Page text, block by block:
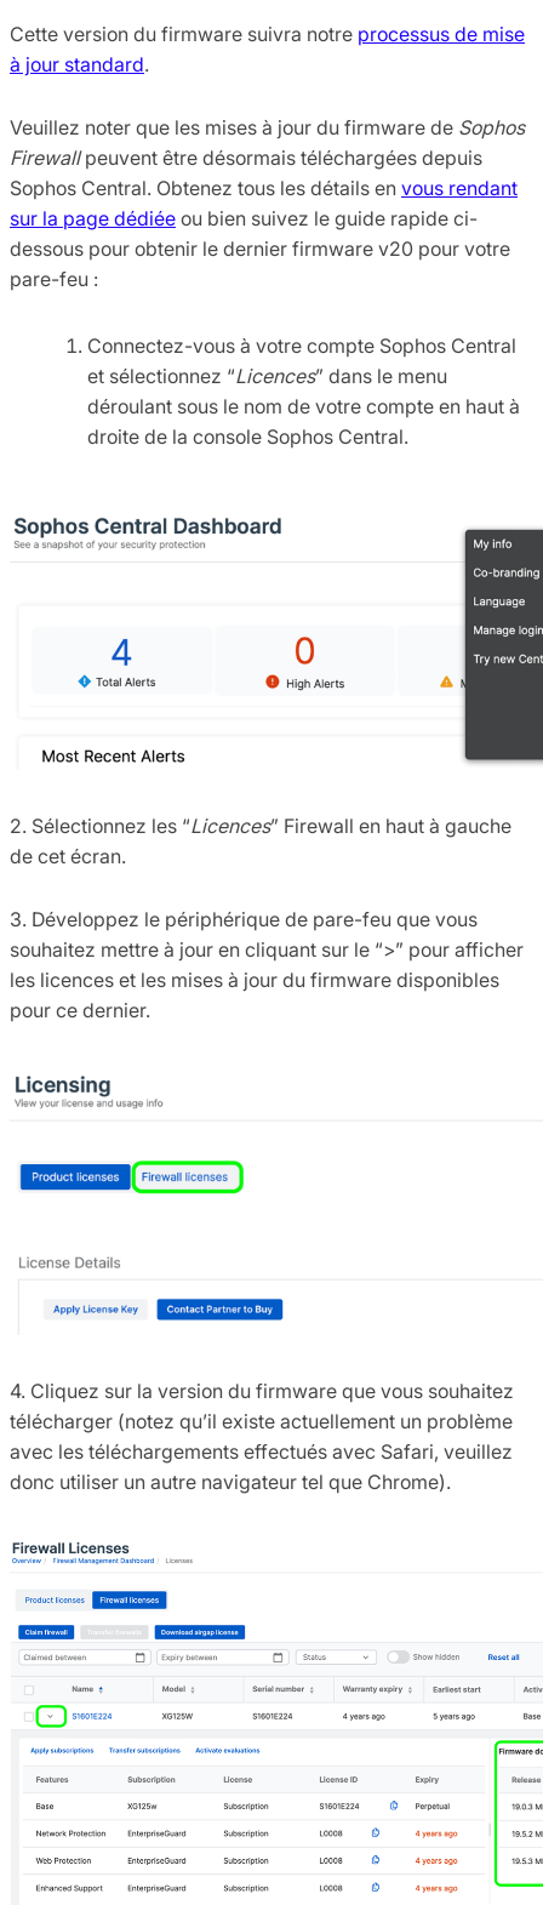
Cette version du firmware suivra notre processus de mise
à jour standard.
Veuillez noter que les mises à jour du firmware de Sophos
Firewallpeuvent être désormais téléchargées depuis
Sophos Central. Obtenez tous les détails en vous rendant
sur la page dédiée ou bien suivez le guide rapide ci-
dessous pour obtenir le dernier firmware v20 pour votre
pare-feu :
Connectez-vous à votre compte Sophos Central
et sélectionnez “Licences” dans le menu
déroulant sous le nom de votre compte en haut à
droite de la console Sophos Central.
2. Sélectionnez les “Licences” Firewall en haut à gauche
de cet écran.
3. Développez le périphérique de pare-feu que vous
souhaitez mettre à jour en cliquant sur le “>” pour afficher
les licences et les mises à jour du firmware disponibles
pour ce dernier.
4. Cliquez sur la version du firmware que vous souhaitez
télécharger (notez qu’il existe actuellement un problème
avec les téléchargements effectués avec Safari, veuillez
donc utiliser un autre navigateur tel que Chrome).